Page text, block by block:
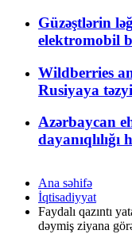
Güzəştlərin
elektromobil
Wildberries
Rusiyaya
Azərbaycan
dayanıqlılığı
Ana səhifə
İqtisadiyyat
Faydalı qazıntı
dəymiş ziyana